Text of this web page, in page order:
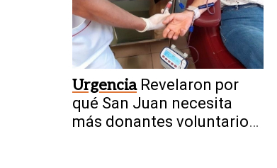
Urgencia Revelaron por
qué San Juan necesita
más donantes voluntarios